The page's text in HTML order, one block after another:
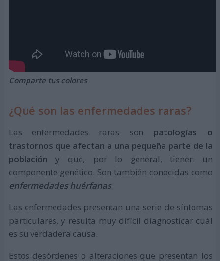
Comparte tus colores
¿Qué son las enfermedades raras?
Las enfermedades raras son patologías o
trastornos que afectan a una pequeña parte de la
población y que, por lo general, tienen un
componente genético. Son también conocidas como
enfermedades huérfanas.
Las enfermedades presentan una serie de síntomas
particulares, y resulta muy difícil diagnosticar cuál
es su verdadera causa.
Estos desórdenes o alteraciones que presentan los